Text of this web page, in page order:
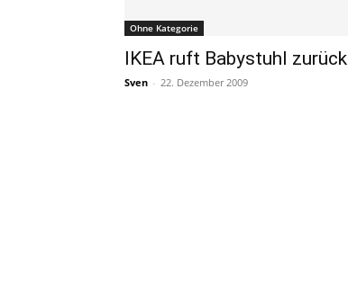
Ohne Kategorie
IKEA ruft Babystuhl zurück
Sven - 22. Dezember 2009